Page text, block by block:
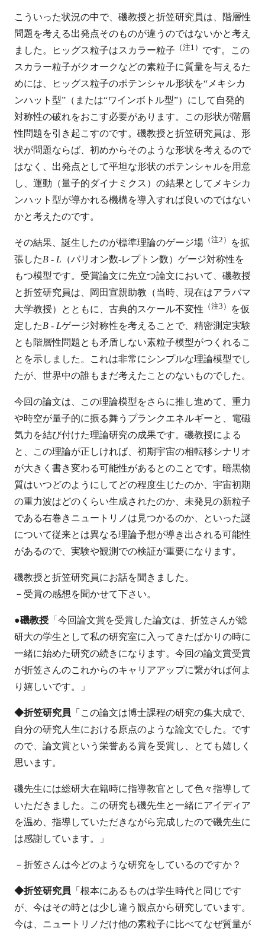
こういった状況の中で、磯教授と折笠研究員は、階層性
問題を考える出発点そのものが違うのではないかと考え
ました。ヒッグス粒子はスカラー粒子 （注1） です。この
スカラー粒子がクオークなどの素粒子に質量を与えるた
めには、ヒッグス粒子のポテンシャル形状を“メキシカ
ンハット型”（または“ワインボトル型”）にして自発的
対称性の破れをおこす必要があります。この形状が階層
性問題を引き起こすのです。磯教授と折笠研究員は、形
状が問題ならば、初めからそのような形状を考えるので
はなく、出発点として平坦な形状のポテンシャルを用意
し、運動（量子的ダイナミクス）の結果としてメキシカ
ンハット型が導かれる機構を導入すれば良いのではない
かと考えたのです。
その結果、誕生したのが標準理論のゲージ場 （注2）
を拡
張したB - L （バリオン数-レプトン数）ゲージ対称性を
もつ模型です。受賞論文に先立つ論文において、磯教授
と折笠研究員は、岡田宣親助教（当時、現在はアラバマ
大学教授）とともに、古典的スケール不変性 （注3）
を仮
定したB - Lゲージ対称性を考えることで、精密測定実験
とも階層性問題とも矛盾しない素粒子模型がつくれるこ
とを示しました。これは非常にシンプルな理論模型でし
たが、世界中の誰もまだ考えたことのないものでした。
今回の論文は、この理論模型をさらに推し進めて、重力
や時空が量子的に振る舞うプランクエネルギーと、電磁
気力を結び付けた理論研究の成果です。磯教授による
と、この理論が正しければ、初期宇宙の相転移シナリオ
が大きく書き変わる可能性があるとのことです。暗黒物
質はいつどのようにしてどの程度生じたのか、宇宙初期
の重力波はどのくらい生成されたのか、未発見の新粒子
である右巻きニュートリノは見つかるのか、といった謎
について従来とは異なる理論予想が導き出される可能性
があるので、実験や観測での検証が重要になります。
磯教授と折笠研究員にお話を聞きました。
－受賞の感想を聞かせて下さい。
●磯教授 「今回論文賞を受賞した論文は、折笠さんが総
研大の学生として私の研究室に入ってきたばかりの時に
一緒に始めた研究の続きになります。今回の論文賞受賞
が折笠さんのこれからのキャリアアップに繋がれば何よ
り嬉しいです。」
◆折笠研究員 「この論文は博士課程の研究の集大成で、
自分の研究人生における原点のような論文でした。です
ので、論文賞という栄誉ある賞を受賞し、とても嬉しく
思います。
磯先生には総研大在籍時に指導教官として色々指導して
いただきました。この研究も磯先生と一緒にアイディア
を温め、指導していただきながら完成したので磯先生に
は感謝しています。」
－折笠さんは今どのような研究をしているのですか？
◆折笠研究員 「根本にあるものは学生時代と同じです
が、今はその時とは少し違う観点から研究しています。
今は、ニュートリノだけ他の素粒子に比べてなぜ質量が